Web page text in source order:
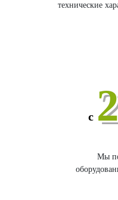
технические
с
Мы